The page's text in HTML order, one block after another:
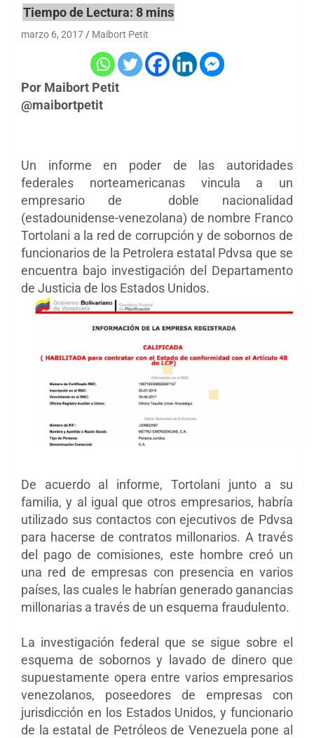
marzo 6, 2017 Maibort Petit
Por Maibort Petit
@maibortpetit
Un informe en poder de las autoridades
federales norteamericanas vincula a un
empresario de doble nacionalidad
(estadounidense-venezolana) de nombre Franco
Tortolani a la red de corrupción y de sobornos de
funcionarios de la Petrolera estatal Pdvsa que se
encuentra bajo investigación del Departamento
de Justicia de los Estados Unidos.
De acuerdo al informe, Tortolani junto a su
familia, y al igual que otros empresarios, habría
utilizado sus contactos con ejecutivos de Pdvsa
para hacerse de contratos millonarios. A través
del pago de comisiones, este hombre creó un
una red de empresas con presencia en varios
países, las cuales le habrían generado ganancias
millonarias a través de un esquema fraudulento.
La investigación federal que se sigue sobre el
esquema de sobornos y lavado de dinero que
supuestamente opera entre varios empresarios
venezolanos, poseedores de empresas con
jurisdicción en los Estados Unidos, y funcionario
de la estatal de Petróleos de Venezuela pone al